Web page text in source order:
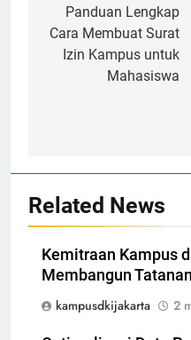
navigation
Panduan Lengkap
Cara Membuat Surat
Izin Kampus untuk
Mahasiswa
Related News
Kemitraan Kampus
Membangun
kampusdkijakarta
2